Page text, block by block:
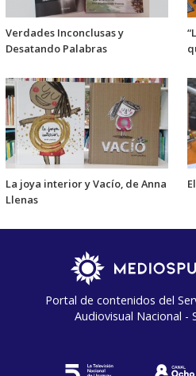
Verdades Inconclusas y
Desatando Palabras
La joya interior y Vacío, de Anna
Llenas
Portal de contenidos del
Audiovisual Nacional -